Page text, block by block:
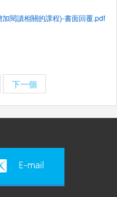
閱讀相關的課程)-書面回覆.pdf
下一個